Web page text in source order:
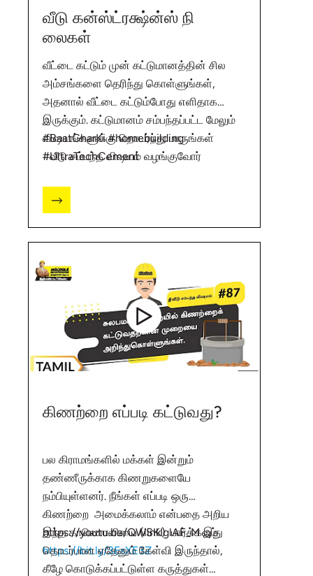
வீடு கன்ஸ்ட்ரக்ஷ்ன்ஸ் நி
லைகள்
வீட்டை கட்டும் முன் கட்டுமானத்தின் சில
அம்சங்களை தெரிந்து கொள்ளுங்கள்,
அதனால் வீட்டை கட்டும்போது எளிதாக
இருக்கும். கட்டுமானம் சம்பந்தப்பட்ட மேலும்
விஷயங்களுக்கு தொடர்ந்து பாருங்கள்
#வீடு சம்பந்த விஷயம் வழங்குவோர்
#BaatGharKi #homebuilding
#UltraTechCement
கிணற்றை எப்படி கட்டுவது?
பல கிராமங்களில் மக்கள் இன்றும்
தண்ணீருக்காக கிணறுகளையே
நம்பியுள்ளனர். நீங்கள் எப்படி ஒரு
கிணற்றை அமைக்கலாம் என்பதை அறிய
இந்த காணொளியை (link) பார்க்கவும்
https://bit.ly/3EsXE3Z
https://youtu.be/QWSKIglAF_M இது
தொடர்பான ஏதேனும் கேள்வி இருந்தால்,
கீழே கொடுக்கப்பட்டுள்ள கருத்துகள்